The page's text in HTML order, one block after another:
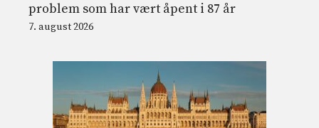
problem som har vært åpent i 87 år
7. august 2026